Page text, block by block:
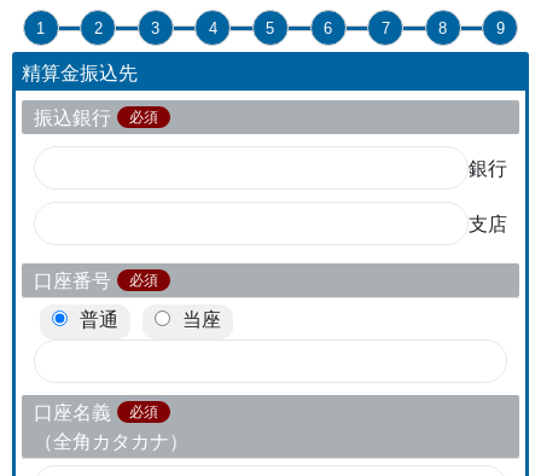
1 2 3 4 5 6 7 8 9
精算金振込先
振込銀行
必須
銀行
支店
口座番号 必須
普通 当座
口座名義 必須
（全角カタカナ）